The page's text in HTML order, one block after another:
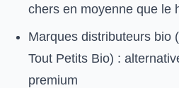
chers en moyenne que le
Marques distributeurs bio
Tout Petits Bio) :
premium